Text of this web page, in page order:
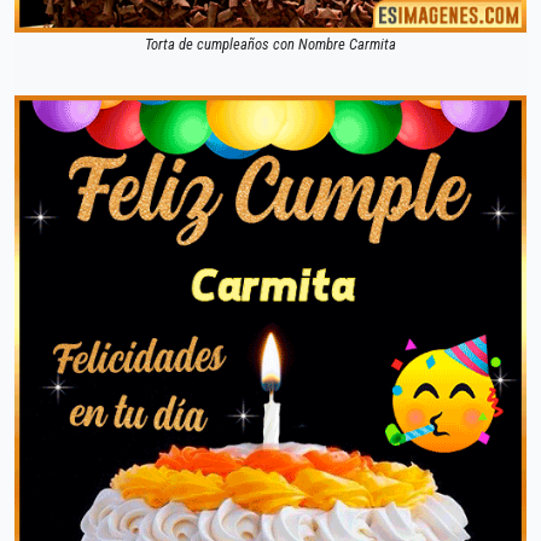
Torta de cumpleaños con Nombre Carmita